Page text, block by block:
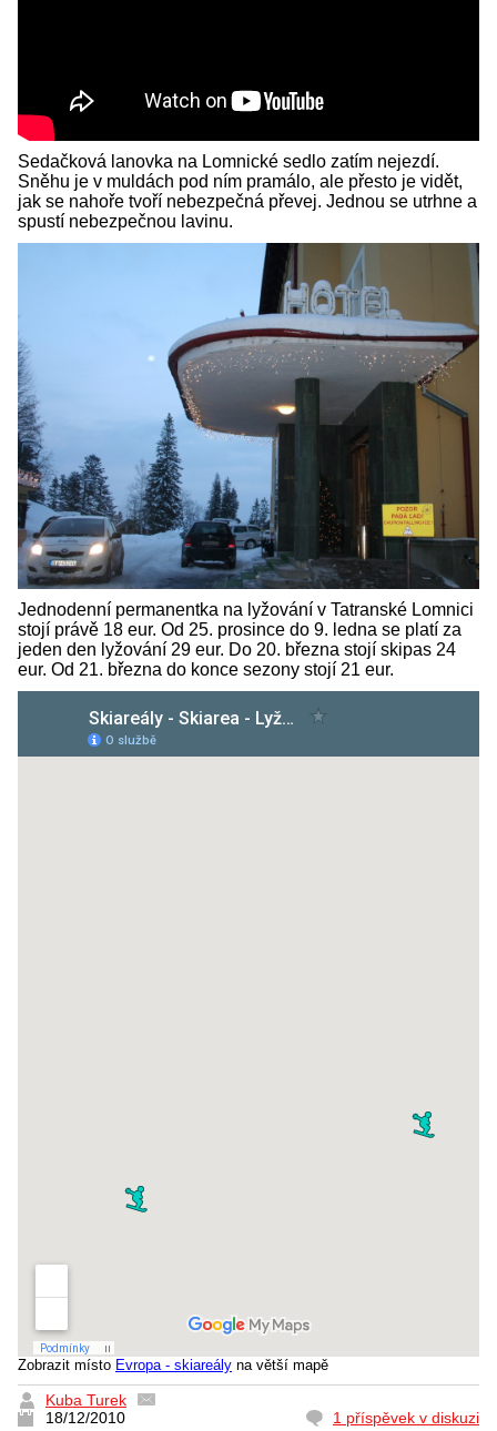
Sedačková lanovka na Lomnické sedlo zatím nejezdí.
Sněhu je v muldách pod ním pramálo, ale přesto je vidět,
jak se nahoře tvoří nebezpečná převej. Jednou se utrhne a
spustí nebezpečnou lavinu.
Jednodenní permanentka na lyžování v Tatranské Lomnici
stojí právě 18 eur. Od 25. prosince do 9. ledna se platí za
jeden den lyžování 29 eur. Do 20. března stojí skipas 24
eur. Od 21. března do konce sezony stojí 21 eur.
Zobrazit místo Evropa - skiareály na větší mapě
Kuba Turek
18/12/2010
1 příspěvek v diskuzi